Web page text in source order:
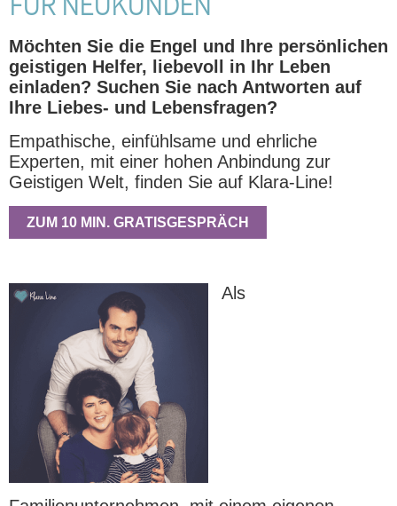
Möchten Sie die Engel und Ihre persönlichen
geistigen Helfer, liebevoll in Ihr Leben
einladen? Suchen Sie nach Antworten auf
Ihre Liebes- und Lebensfragen?
Empathische, einfühlsame und ehrliche
Experten, mit einer hohen Anbindung zur
Geistigen Welt, finden Sie auf Klara-Line!
ZUM 10 MIN. GRATISGESPRÄCH
Als